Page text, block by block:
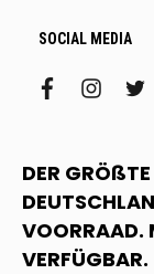
SOCIAL MEDIA
facebook
DER GRÖßTE
VOORRAAD.
VERFÜGBAR.